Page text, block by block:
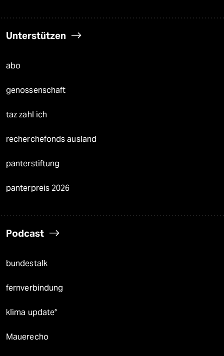
Unterstützen
abo
genossenschaft
taz zahl ich
recherchefonds ausland
panterstiftung
panterpreis 2026
Podcast
bundestalk
fernverbindung
klima update°
Mauerecho